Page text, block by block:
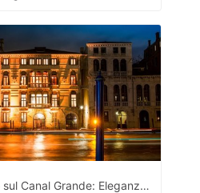
Un Gioiello Veneziano sul Canal Grande: Eleganza e Storia Intramontabili